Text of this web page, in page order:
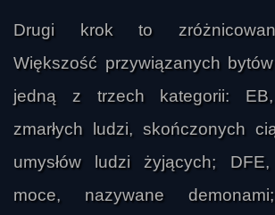
Drugi krok to
Większość przywiązanych
jedną z trzech kategorii:
zmarłych ludzi, skończonych
umysłów ludzi żyjących;
moce, nazywane